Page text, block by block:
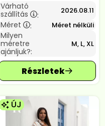
Várható
szállítás
: 2026.08.11
Méret : Méret nélküli
Milyen
méretre
ajánljuk?:
M, L, XL
ÚJ